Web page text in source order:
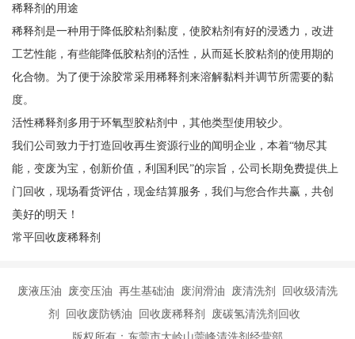
稀释剂的用途
稀释剂是一种用于降低胶粘剂黏度，使胶粘剂有好的浸透力，改进
工艺性能，有些能降低胶粘剂的活性，从而延长胶粘剂的使用期的
化合物。为了便于涂胶常采用稀释剂来溶解黏料并调节所需要的黏
度。
活性稀释剂多用于环氧型胶粘剂中，其他类型使用较少。
我们公司致力于打造回收再生资源行业的闻明企业，本着“物尽其
能，变废为宝，创新价值，利国利民”的宗旨，公司长期免费提供上
门回收，现场看货评估，现金结算服务，我们与您合作共赢，共创
美好的明天！
常平回收废稀释剂
废液压油 废变压油 再生基础油 废润滑油 废清洗剂 回收级清洗
剂 回收废防锈油 回收废稀释剂 废碳氢清洗剂回收
版权所有：东莞市大岭山莞峰清洗剂经营部